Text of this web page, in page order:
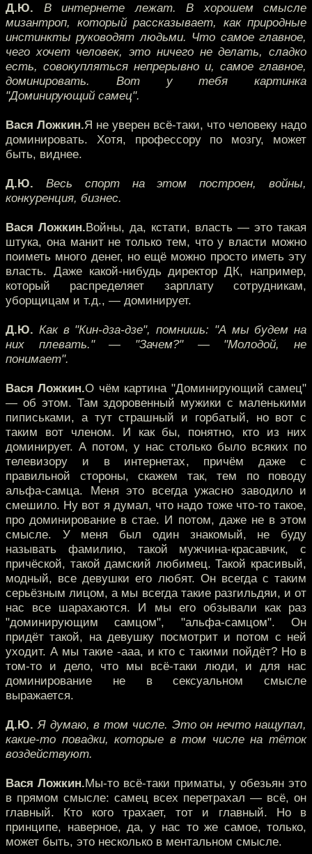
Д.Ю. В интернете лежат. В хорошем смысле
мизантроп, который рассказывает, как природные
инстинкты руководят людьми. Что самое главное,
чего хочет человек, это ничего не делать, сладко
есть, совокупляться непрерывно и, самое главное,
доминировать. Вот у тебя картинка
"Доминирующий самец".
Вася Ложкин.Я не уверен всё-таки, что человеку надо
доминировать. Хотя, профессору по мозгу, может
быть, виднее.
Д.Ю. Весь спорт на этом построен, войны,
конкуренция, бизнес.
Вася Ложкин.Войны, да, кстати, власть — это такая
штука, она манит не только тем, что у власти можно
поиметь много денег, но ещё можно просто иметь эту
власть. Даже какой-нибудь директор ДК, например,
который распределяет зарплату сотрудникам,
уборщицам и т.д., — доминирует.
Д.Ю. Как в "Кин-дза-дзе", помнишь: "А мы будем на
них плевать." — "Зачем?" — "Молодой, не
понимает".
Вася Ложкин.О чём картина "Доминирующий самец"
— об этом. Там здоровенный мужики с маленькими
пиписьками, а тут страшный и горбатый, но вот с
таким вот членом. И как бы, понятно, кто из них
доминирует. А потом, у нас столько было всяких по
телевизору и в интернетах, причём даже с
правильной стороны, скажем так, тем по поводу
альфа-самца. Меня это всегда ужасно заводило и
смешило. Ну вот я думал, что надо тоже что-то такое,
про доминирование в стае. И потом, даже не в этом
смысле. У меня был один знакомый, не буду
называть фамилию, такой мужчина-красавчик, с
причёской, такой дамский любимец. Такой красивый,
модный, все девушки его любят. Он всегда с таким
серьёзным лицом, а мы всегда такие разгильдяи, и от
нас все шарахаются. И мы его обзывали как раз
"доминирующим самцом", "альфа-самцом". Он
придёт такой, на девушку посмотрит и потом с ней
уходит. А мы такие -ааа, и кто с такими пойдёт? Но в
том-то и дело, что мы всё-таки люди, и для нас
доминирование не в сексуальном смысле
выражается.
Д.Ю. Я думаю, в том числе. Это он нечто нащупал,
какие-то повадки, которые в том числе на тёток
воздействуют.
Вася Ложкин.Мы-то всё-таки приматы, у обезьян это
в прямом смысле: самец всех перетрахал — всё, он
главный. Кто кого трахает, тот и главный. Но в
принципе, наверное, да, у нас то же самое, только,
может быть, это несколько в ментальном смысле.